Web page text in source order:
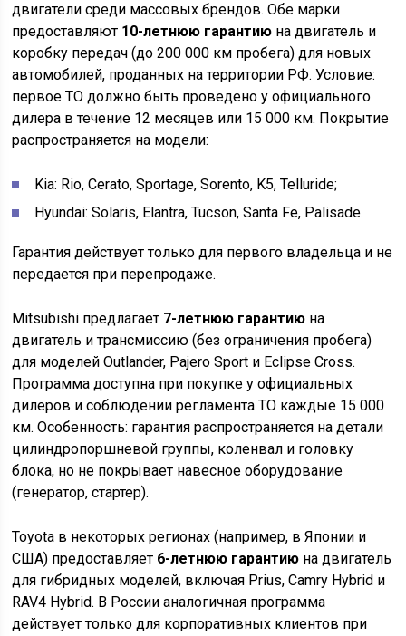
двигатели среди массовых брендов. Обе марки
предоставляют 10-летнюю гарантию на двигатель и
коробку передач (до 200 000 км пробега) для новых
автомобилей, проданных на территории РФ. Условие:
первое ТО должно быть проведено у официального
дилера в течение 12 месяцев или 15 000 км. Покрытие
распространяется на модели:
Kia: Rio, Cerato, Sportage, Sorento, K5, Telluride;
Hyundai: Solaris, Elantra, Tucson, Santa Fe, Palisade.
Гарантия действует только для первого владельца и не
передается при перепродаже.
Mitsubishi предлагает 7-летнюю гарантию на
двигатель и трансмиссию (без ограничения пробега)
для моделей Outlander, Pajero Sport и Eclipse Cross.
Программа доступна при покупке у официальных
дилеров и соблюдении регламента ТО каждые 15 000
км. Особенность: гарантия распространяется на детали
цилиндропоршневой группы, коленвал и головку
блока, но не покрывает навесное оборудование
(генератор, стартер).
Toyota в некоторых регионах (например, в Японии и
США) предоставляет 6-летнюю гарантию на двигатель
для гибридных моделей, включая Prius, Camry Hybrid и
RAV4 Hybrid. В России аналогичная программа
действует только для корпоративных клиентов при